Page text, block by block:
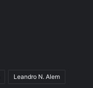
Leandro N. Alem